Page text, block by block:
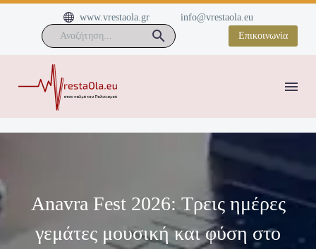

 www.vrestaola.gr
info@vrestaola.eu
Επικοινωνία
Anavra Fest 2026: Τρεις ημέρες
γεμάτες μουσική και φύση στο